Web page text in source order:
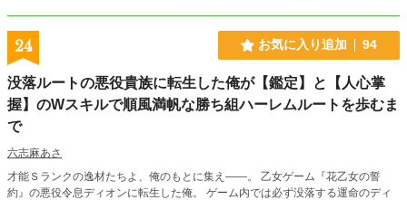
24 お気に入り追加 94
没落ルートの悪役貴族に転生した俺が【鑑定】と【人心掌
握】のWスキルで順風満帆な勝ち組ハーレムルートを歩むま
で
六志麻あさ
才能Ｓランクの逸材たちよ、俺のもとに集え――。 乙女ゲーム『花乙女の誓
約』の悪役令息ディオンに転生した俺。 ゲーム内では必ず没落する運命のディ